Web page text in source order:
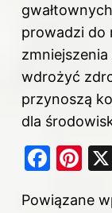
prowadzi do
wdrożyć
przynoszą
dla
F
Pi
Powiązane